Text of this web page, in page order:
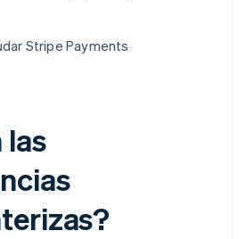
Stripe Payments
las